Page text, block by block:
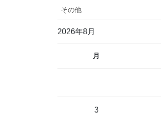
その他
2026年8月
月
3